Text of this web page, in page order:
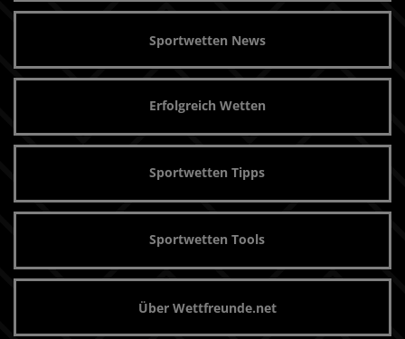
Sportwetten News
Erfolgreich Wetten
Sportwetten Tipps
Sportwetten Tools
Über Wettfreunde.net